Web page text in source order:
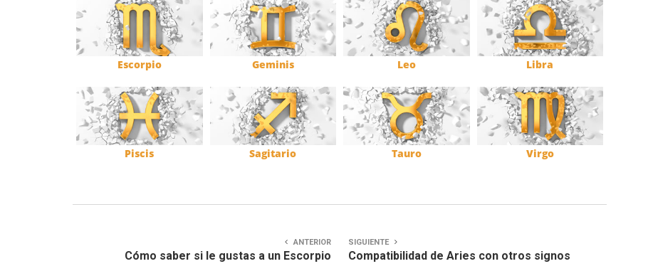
Escorpio Geminis Leo Libra
Piscis Sagitario Tauro Virgo
ANTERIOR
Cómo saber si le gustas a un Escorpio
SIGUIENTE
Compatibilidad de Aries con otros signos